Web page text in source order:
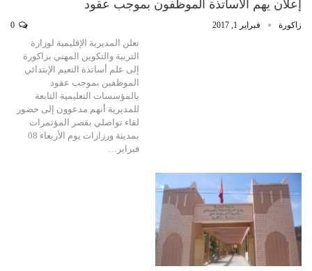
إعلان يهم الأساتذة الموظفون بموجب عقود
زاكورة فبراير 1, 2017
تعلن المديرية الإقليمية لوزارة
التربية والتكوين المهني بزاكورة
إلى علم أساتذة التعيم الإبتدائي
الموظفين بموجب عقود
بالمؤسسات التعليمية التابعة
للمديرية أنهم مدعوون إلى حضور
لقاء تواصلي بقصر المؤتمرات
بمدينة ورزازات يوم الأربعاء 08
فبراير…